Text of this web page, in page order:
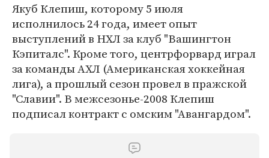
Якуб Клепиш, которому 5 июля
исполнилось 24 года, имеет опыт
выступлений в НХЛ за клуб "Вашингтон
Кэпиталс". Кроме того, центрфорвард играл
за команды АХЛ (Американская хоккейная
лига), а прошлый сезон провел в пражской
"Славии". В межсезонье-2008 Клепиш
подписал контракт с омским "Авангардом".